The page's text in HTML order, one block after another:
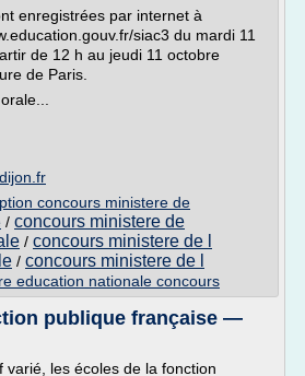
enregistrées par internet à
siac3 du mardi 11
de 12 h au jeudi 11 octobre
de Paris.
concours ministere de
/ concours ministere de
/ concours ministere de l
/ concours ministere de l
education nationale concours
publique française —
varié, les écoles de la fonction